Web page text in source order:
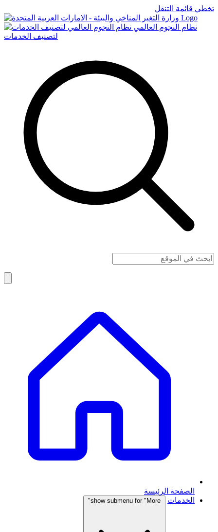
تخطي قائمة التنقل
Logo
نظام النجوم العالمي
لتصنيف الخدمات
الصفحة الرئيسة
الخدمات
show submenu for "More"